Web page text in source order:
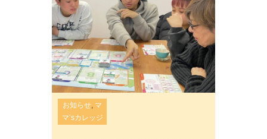
お知らせ, マ
マ’sカレッジ